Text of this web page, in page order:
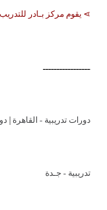
⋗ يقوم مركز بـادر
ـــــــــــــــــ
دورات تدريبية - القاهرة
تدريبية - جـدة